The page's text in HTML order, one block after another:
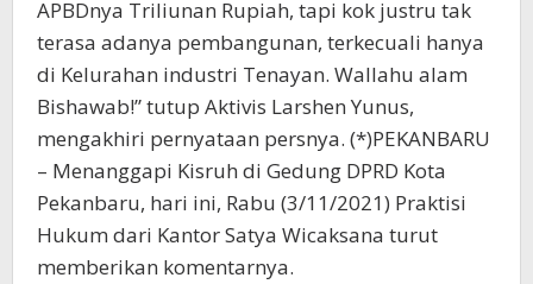
APBDnya Triliunan Rupiah, tapi kok justru tak
terasa adanya pembangunan, terkecuali hanya
di Kelurahan industri Tenayan. Wallahu alam
Bishawab!” tutup Aktivis Larshen Yunus,
mengakhiri pernyataan persnya. (*)PEKANBARU
– Menanggapi Kisruh di Gedung DPRD Kota
Pekanbaru, hari ini, Rabu (3/11/2021) Praktisi
Hukum dari Kantor Satya Wicaksana turut
memberikan komentarnya.